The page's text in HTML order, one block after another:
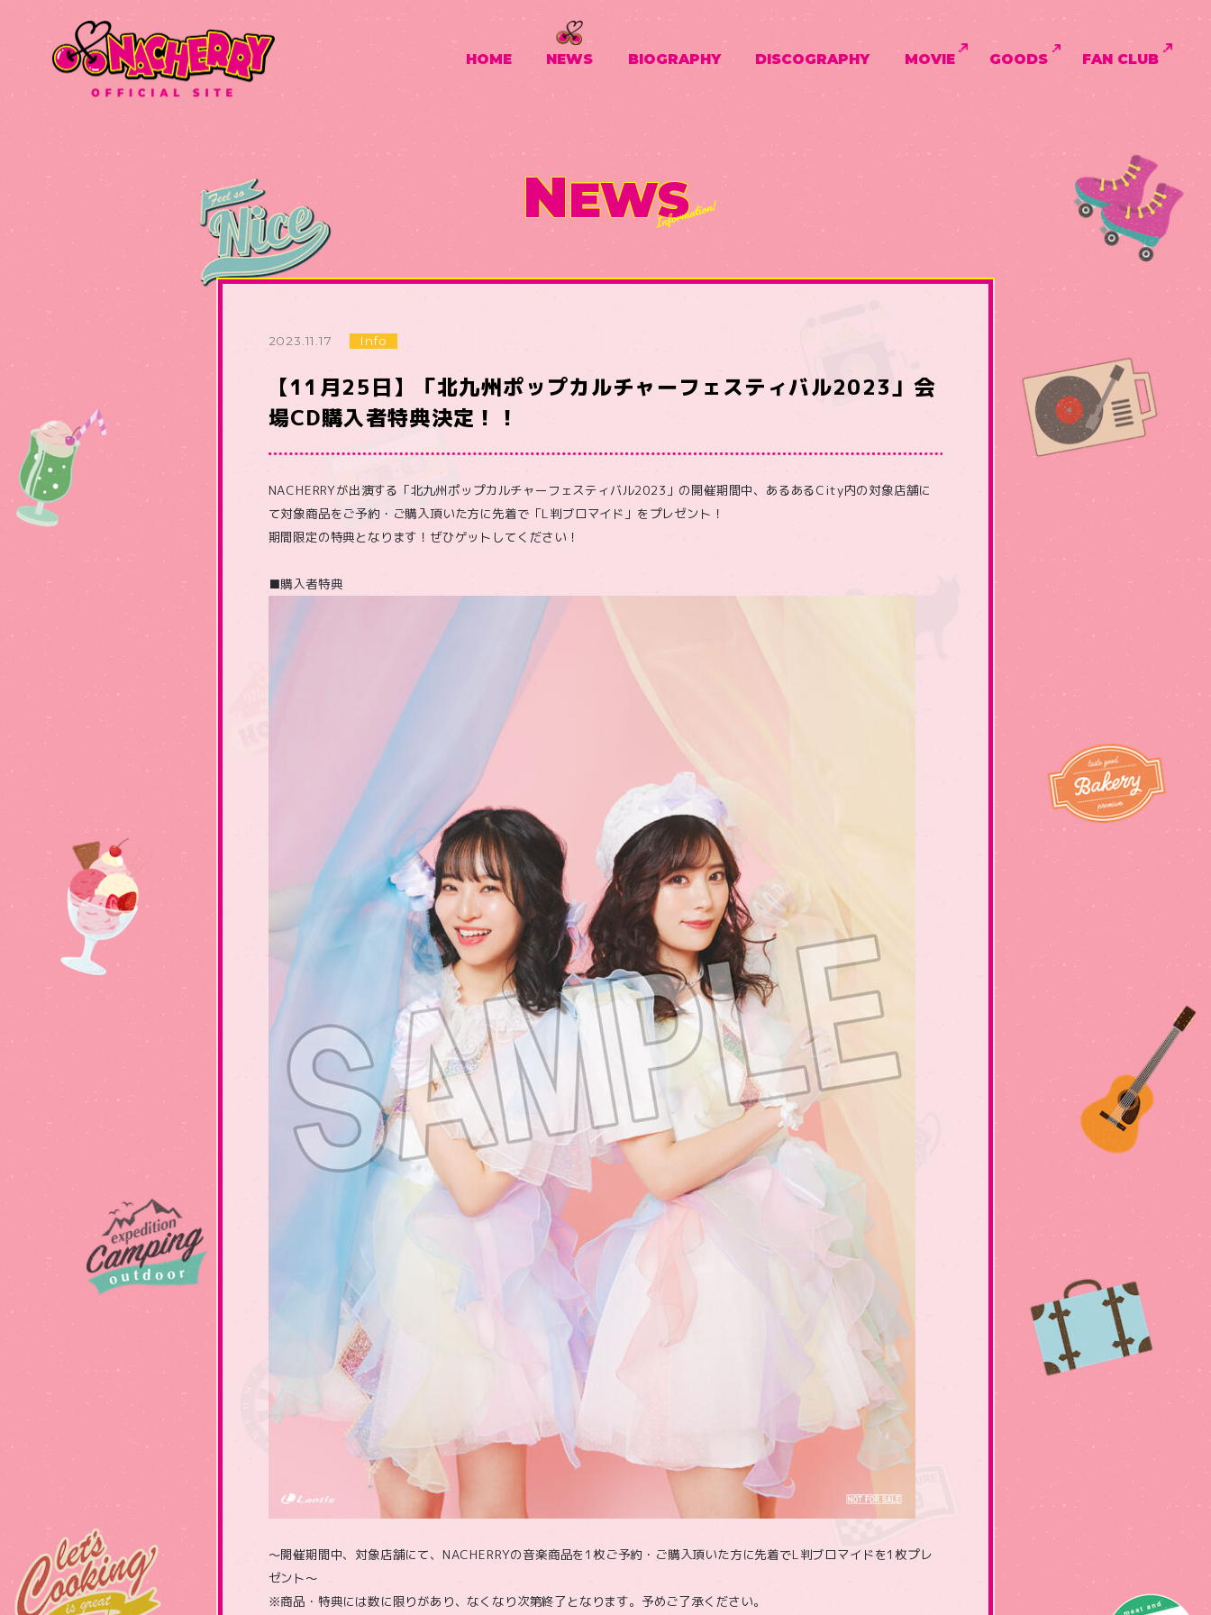
HOME NEWS BIOGRAPHY DISCOGRAPHY MOVIE GOODS FAN CLUB
NEWS
2023.11.17 Info
【11月25日】「北九州ポップカルチャーフェスティバル2023」会
場CD購入者特典決定！！
NACHERRYが出演する「北九州ポップカルチャーフェスティバル2023」の開催期間中、あるあるCity内の対象店舗に
て対象商品をご予約・ご購入頂いた方に先着で「L判ブロマイド」をプレゼント！
期間限定の特典となります！ぜひゲットしてください！
■購入者特典
～開催期間中、対象店舗にて、NACHERRYの音楽商品を1枚ご予約・ご購入頂いた方に先着でL判ブロマイドを1枚プレ
ゼント～
※商品・特典には数に限りがあり、なくなり次第終了となります。予めご了承ください。